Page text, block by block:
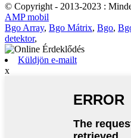
© Copyright - 2013-2023 :
AMP mobil
Bgo Array, Bgo Mátrix, Bgo,
detektor,
Küldjön e-mailt
x